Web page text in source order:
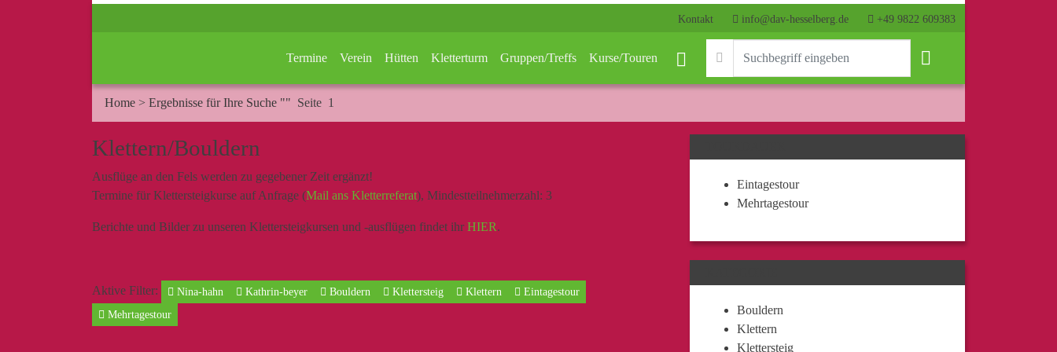
Kontakt info@dav-hesselberg.de +49 9822 609383
Termine Verein Hütten Kletterturm Gruppen/Treffs Kurse/Touren
Home > Ergebnisse für Ihre Suche "" Seite 1
Klettern/Bouldern
Ausflüge an den Fels werden zu gegebener Zeit ergänzt!
Termine für Klettersteigkurse auf Anfrage (Mail ans Kletterreferat), Mindestteilnehmerzahl: 3
Berichte und Bilder zu unseren Klettersteigkursen und -ausflügen findet ihr HIER.
Aktive Filter: Nina-hahn Kathrin-beyer Bouldern Klettersteig Klettern
Eintagestour
Mehrtagestour
Eintagestour
Mehrtagestour
Bouldern
Klettern
Klettersteig